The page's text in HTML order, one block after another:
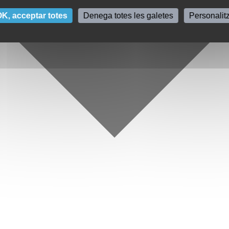
acceptar totes Denega totes les galetes